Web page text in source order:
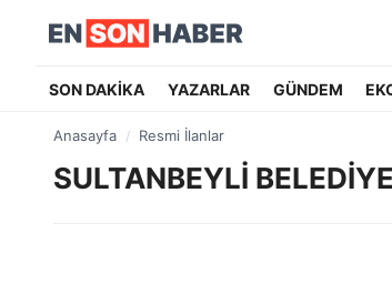
SON DAKİKA YAZARLAR GÜNDEM
Anasayfa Resmi İlanlar
SULTANBEYLİ